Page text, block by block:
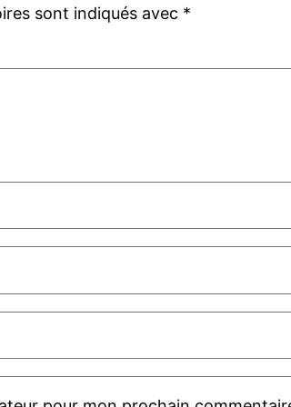
sont indiqués avec *